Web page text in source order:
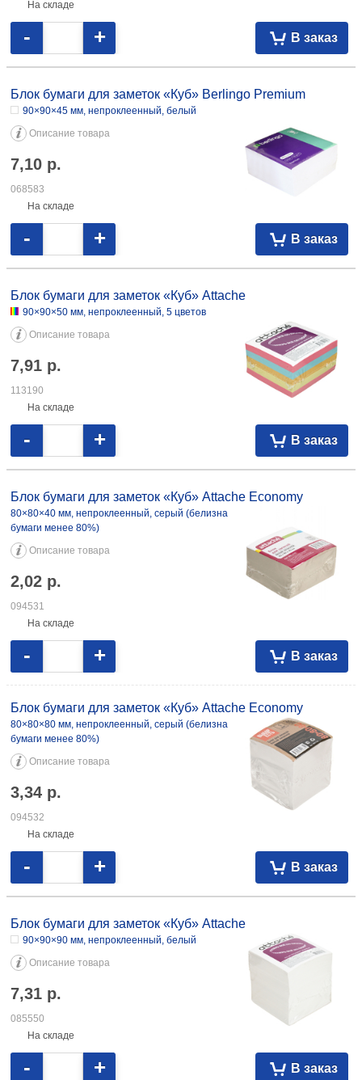
На складе
В заказ
- +
Блок бумаги для заметок «Куб» Berlingo Premium
90×90×45 мм, непроклеенный, белый
Описание товара
7,10 р.
068583
На складе
В заказ
- +
Блок бумаги для заметок «Куб» Attache
90×90×50 мм, непроклеенный, 5 цветов
Описание товара
7,91 р.
113190
На складе
В заказ
- +
Блок бумаги для заметок «Куб» Attache Economy
80×80×40 мм, непроклеенный, серый (белизна
бумаги менее 80%)
Описание товара
2,02 р.
094531
На складе
В заказ
- +
Блок бумаги для заметок «Куб» Attache Economy
80×80×80 мм, непроклеенный, серый (белизна
бумаги менее 80%)
Описание товара
3,34 р.
094532
На складе
В заказ
- +
Блок бумаги для заметок «Куб» Attache
90×90×90 мм, непроклеенный, белый
Описание товара
7,31 р.
085550
На складе
В заказ
- +